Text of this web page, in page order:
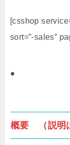
[csshop
sort=”-sales”
●
概要 （説明